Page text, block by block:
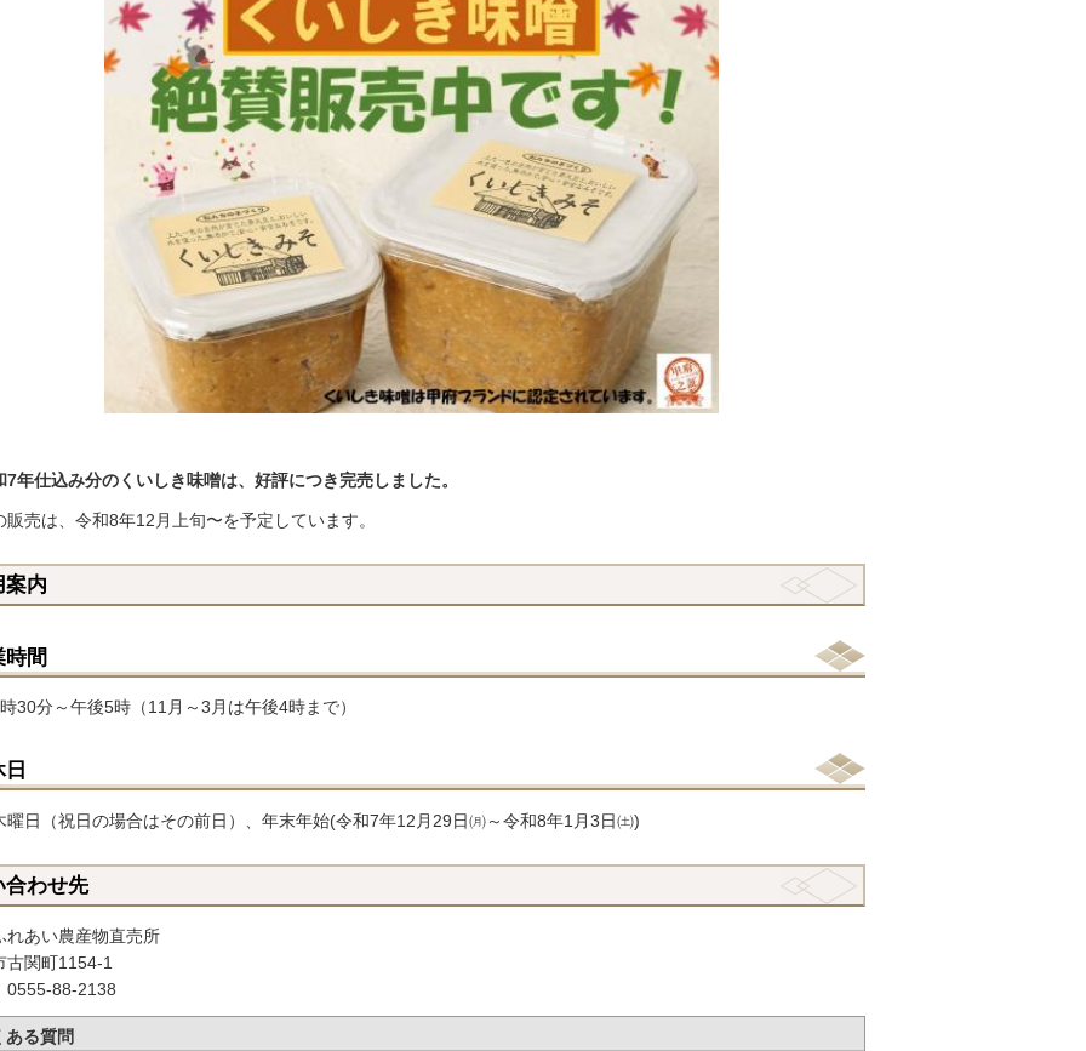
年仕込み分のくいしき味噌は、好評につき完売しました。
販売は、令和8年12月上旬〜を予定しています。
案内
時間
30分～午後5時（11月～3月は午後4時まで）
曜日（祝日の場合はその前日）、年末年始(令和7年12月29日㈪～令和8年1月3日㈯)
合わせ先
れあい農産物直売所
古関町1154-1
0555-88-2138
ある質問